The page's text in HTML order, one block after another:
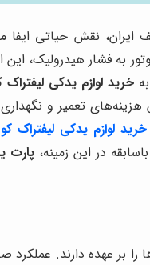
نقش حیاتی ایفا
به فشار هیدرولیک،
خرید لوازم یدکی لیفتراک
تعمیر و
خرید لوازم یدکی لیفتراک
در این زمینه،پارت
را بر عهده دارند.